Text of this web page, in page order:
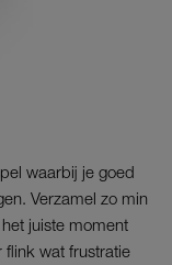
waarbij je goed
Verzamel zo min
juiste moment
flink wat frustratie